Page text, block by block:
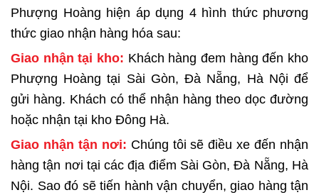
Phượng Hoàng hiện áp dụng 4 hình thức phương
thức giao nhận hàng hóa sau:
Giao nhận tại kho: Khách hàng đem hàng đến kho
Phượng Hoàng tại Sài Gòn, Đà Nẵng, Hà Nội để
gửi hàng. Khách có thể nhận hàng theo dọc đường
hoặc nhận tại kho Đông Hà.
Giao nhận tận nơi: Chúng tôi sẽ điều xe đến nhận
hàng tận nơi tại các địa điểm Sài Gòn, Đà Nẵng, Hà
Nội. Sao đó sẽ tiến hành vận chuyển, giao hàng tận